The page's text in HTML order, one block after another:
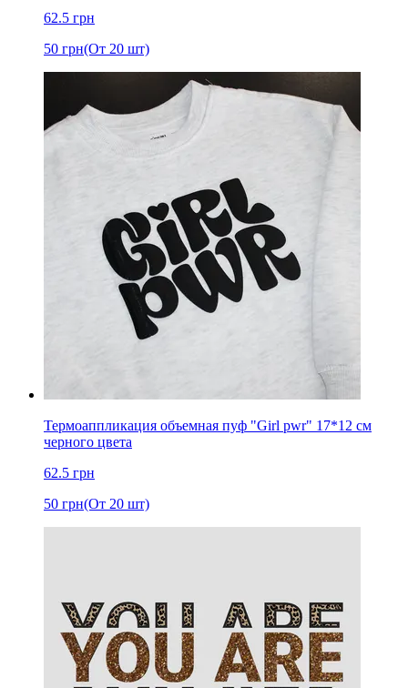
62.5 грн
50 грн(От 20 шт)
Термоаппликация объемная пуф "Girl pwr" 17*12 см
черного цвета
62.5 грн
50 грн(От 20 шт)